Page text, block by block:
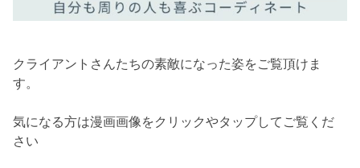
クライアントさんたちの素敵になった姿をご覧頂けま
す。
気になる方は漫画画像をクリックやタップしてご覧くだ
さい